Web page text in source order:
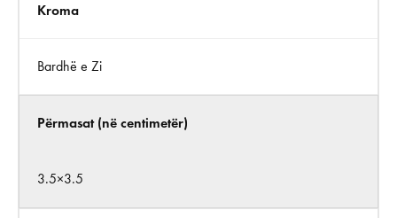
Kroma
Bardhë e Zi
Përmasat (në centimetër)
3.5×3.5